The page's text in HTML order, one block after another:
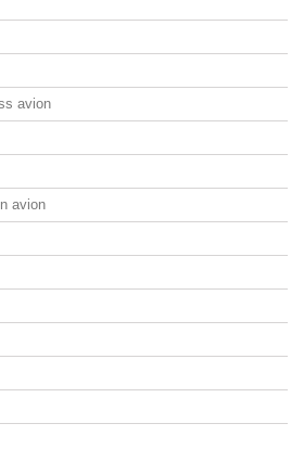
avion
avion